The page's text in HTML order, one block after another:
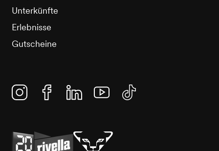
Unterkünfte
Erlebnisse
Gutscheine